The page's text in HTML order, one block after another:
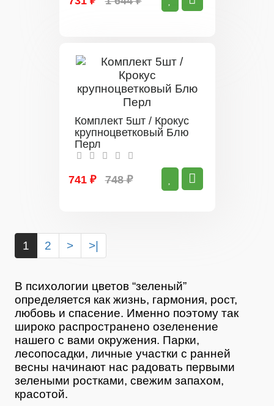
Комплект 5шт / Крокус
крупноцветковый Блю
Перл
741 ₽ 748 ₽
1 2 > >|
В психологии цветов “зеленый”
определяется как жизнь, гармония, рост,
любовь и спасение. Именно поэтому так
широко распространено озеленение
нашего с вами окружения. Парки,
лесопосадки, личные участки с ранней
весны начинают нас радовать первыми
зелеными ростками, свежим запахом,
красотой.